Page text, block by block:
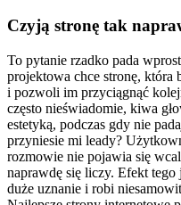
Czyją stronę tak
To pytanie rzadko pada
projektowa chce stronę,
i pozwoli im przyciągnąć
często nieświadomie, kiwa
estetyką, podczas gdy nie
przyniesie mi leady?
rozmowie nie pojawia się
naprawdę się liczy. Efekt
duże uznanie i robi